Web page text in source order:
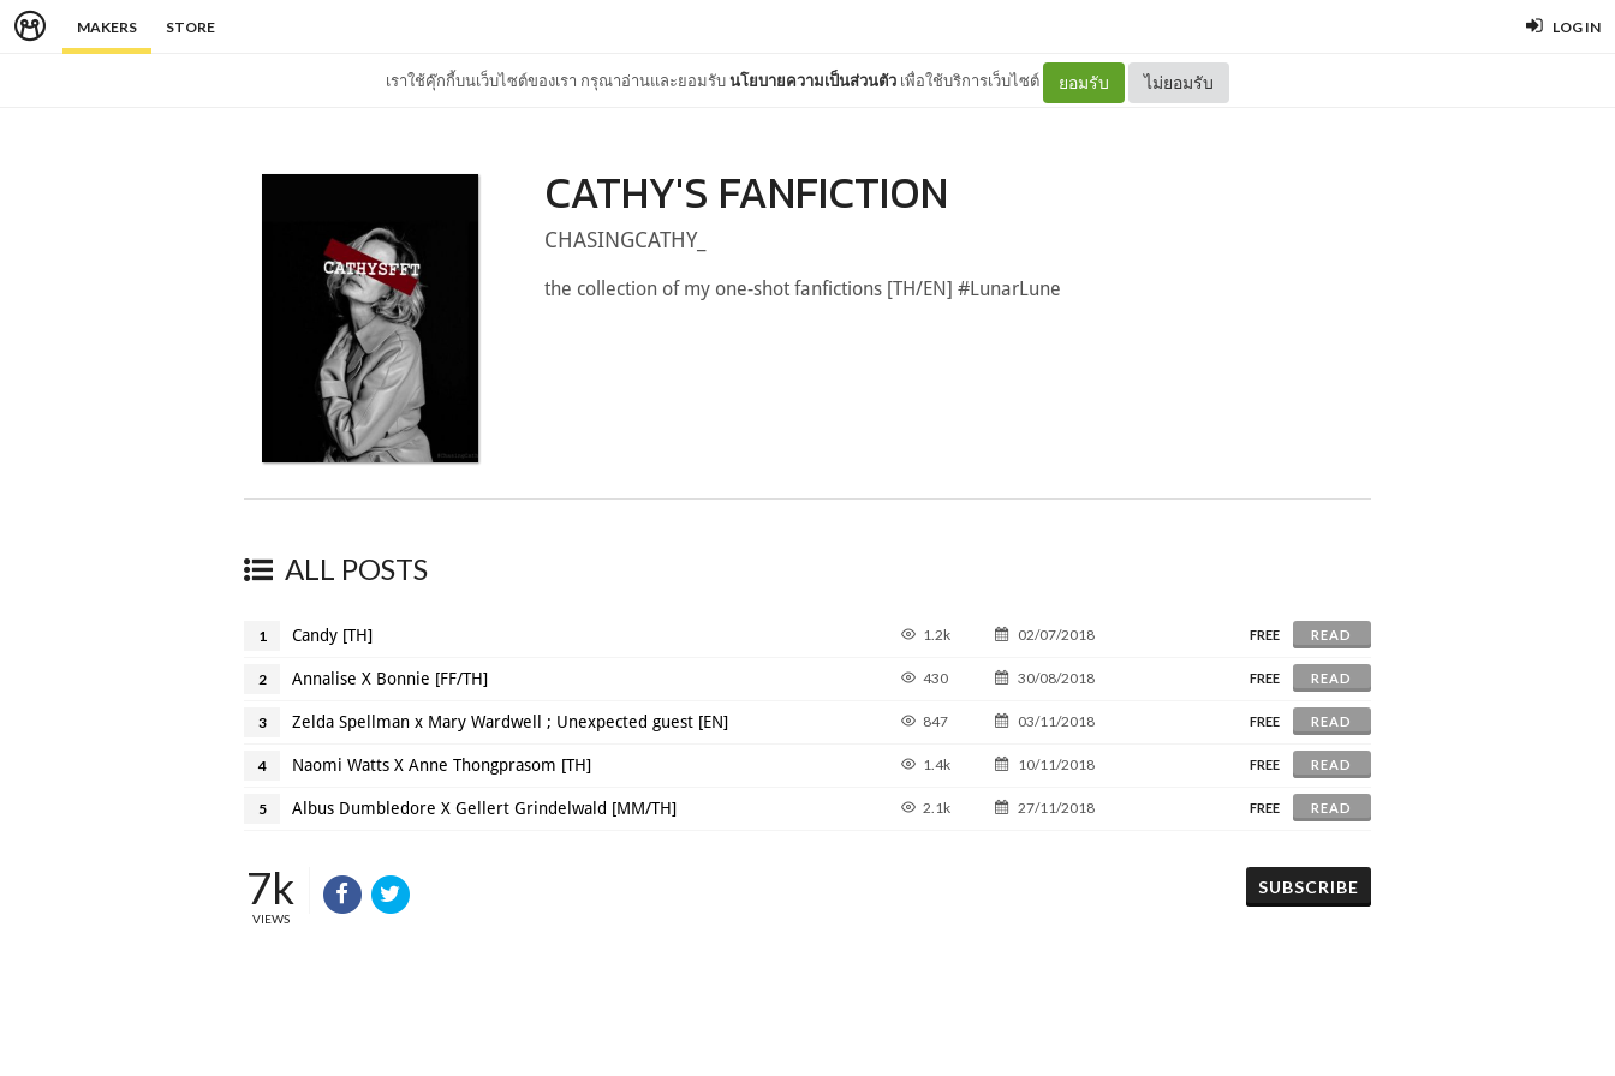
MAKERS STORE LOG IN
เราใช้คุ๊กกี้บนเว็บไซต์ของเรา กรุณาอ่านและยอมรับนโยบายความเป็นส่วนตัว เพื่อใช้บริการเว็บไซต์ ยอมรับ ไม่ยอมรับ
CATHY'S FANFICTION
CHASINGCATHY_
the collection of my one-shot fanfictions [TH/EN] #LunarLune
ALL POSTS
1 Candy [TH] 1.2k 02/07/2018 FREE READ
2 Annalise X Bonnie [FF/TH] 430 30/08/2018 FREE READ
3 Zelda Spellman x Mary Wardwell ; Unexpected guest [EN] 847 03/11/2018 FREE READ
4 Naomi Watts X Anne Thongprasom [TH] 1.4k 10/11/2018 FREE READ
5 Albus Dumbledore X Gellert Grindelwald [MM/TH] 2.1k 27/11/2018 FREE READ
7k
VIEWS
SUBSCRIBE